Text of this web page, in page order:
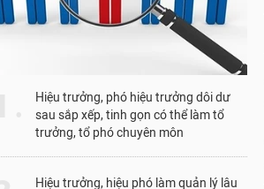
Hiệu trưởng, phó hiệu trưởng dôi dư
sau sắp xếp, tinh gọn có thể làm tổ
trưởng, tổ phó chuyên môn
Hiệu trưởng, hiệu phó làm quản lý lâu